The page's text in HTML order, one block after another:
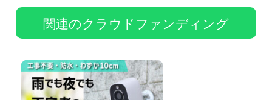
関連のクラウドファンディング